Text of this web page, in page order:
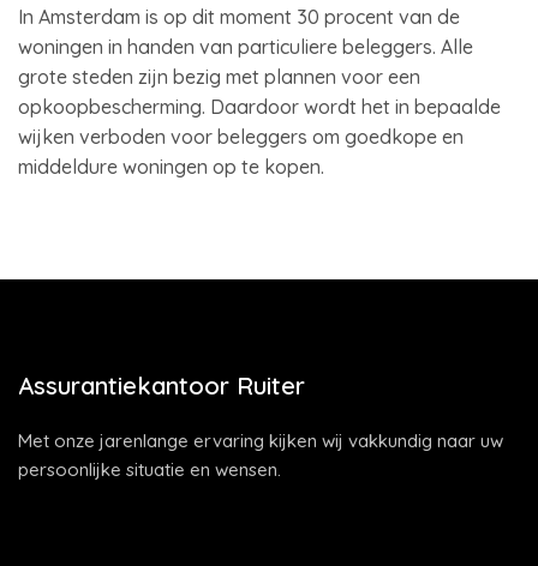
In Amsterdam is op dit moment 30 procent van de
woningen in handen van particuliere beleggers. Alle
grote steden zijn bezig met plannen voor een
opkoopbescherming. Daardoor wordt het in bepaalde
wijken verboden voor beleggers om goedkope en
middeldure woningen op te kopen.
Assurantiekantoor Ruiter
Met onze jarenlange ervaring kijken wij vakkundig naar uw
persoonlijke situatie en wensen.